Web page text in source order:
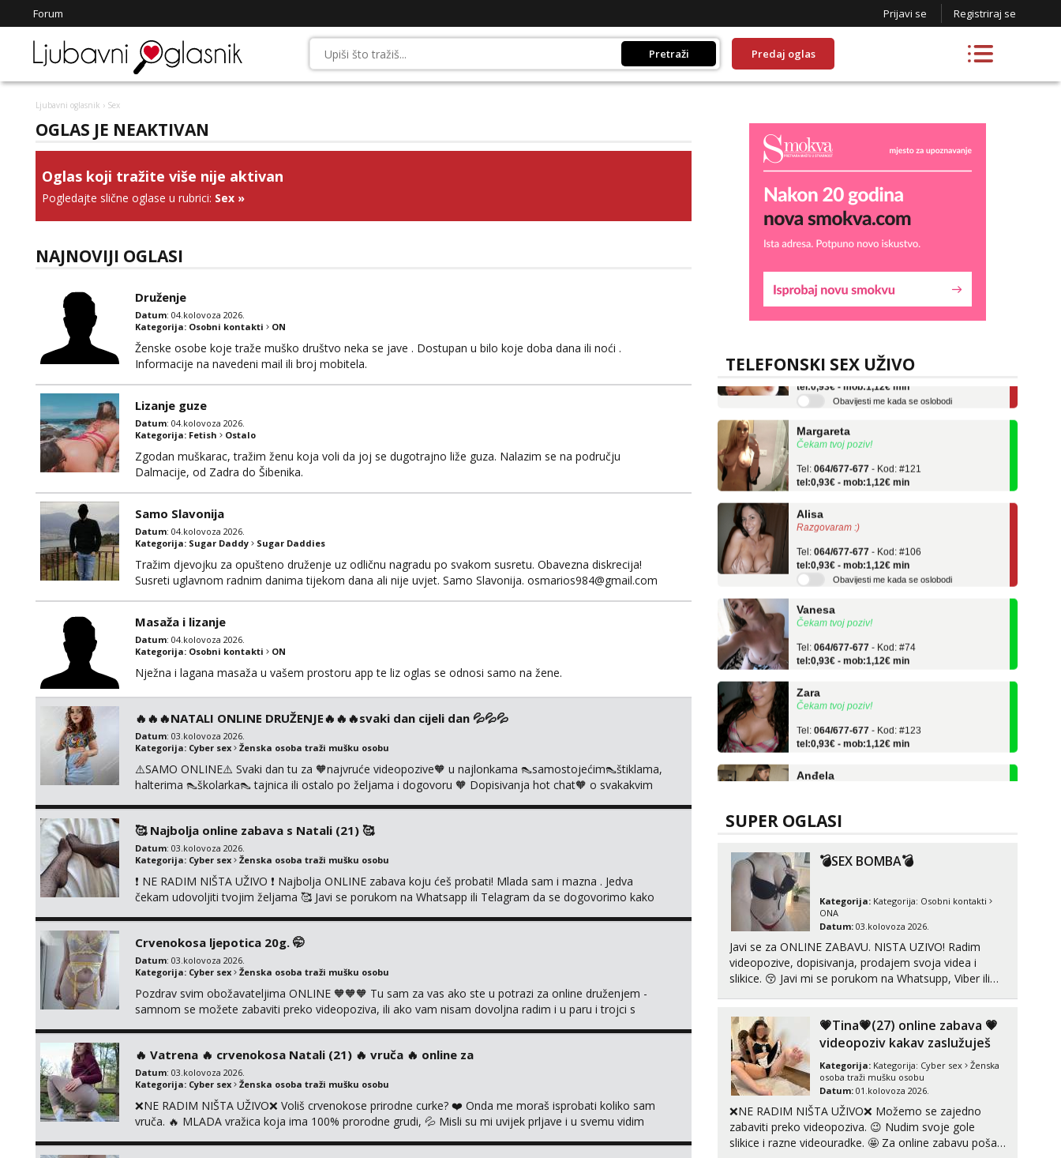
Forum Prijavi se Registriraj se
Pretraži Predaj oglas
Ljubavni oglasnik › Sex
OGLAS JE NEAKTIVAN
Oglas koji tražite više nije aktivan
Pogledajte slične oglase u rubrici: Sex »
NAJNOVIJI OGLASI
Druženje
Datum: 04.kolovoza 2026.
Kategorija: Osobni kontakti ON
Ženske osobe koje traže muško društvo neka se jave . Dostupan u bilo koje doba dana ili noći .
Informacije na navedeni mail ili broj mobitela.
Lizanje guze
Datum: 04.kolovoza 2026.
Kategorija: Fetish Ostalo
Zgodan muškarac, tražim ženu koja voli da joj se dugotrajno liže guza. Nalazim se na području
Dalmacije, od Zadra do Šibenika.
Samo Slavonija
Datum: 04.kolovoza 2026.
Kategorija: Sugar Daddy Sugar Daddies
Tražim djevojku za opušteno druženje uz odličnu nagradu po svakom susretu. Obavezna diskrecija!
Susreti uglavnom radnim danima tijekom dana ali nije uvjet. Samo Slavonija. osmarios984@gmail.com
Masaža i lizanje
Datum: 04.kolovoza 2026.
Kategorija: Osobni kontakti ON
Nježna i lagana masaža u vašem prostoru app te liz oglas se odnosi samo na žene.
🔥🔥🔥NATALI ONLINE DRUŽENJE🔥🔥🔥svaki dan cijeli dan 💦💦💦
Datum: 03.kolovoza 2026.
Kategorija: Cyber sex Ženska osoba traži mušku osobu
⚠️SAMO ONLINE⚠️ Svaki dan tu za 🧡najvruće videopozive🧡 u najlonkama 👠samostojećim👠štiklama,
halterima 👠školarka👠 tajnica ili ostalo po željama i dogovoru 🧡 Dopisivanja hot chat🧡 o svakakvim
🥰 Najbolja online zabava s Natali (21) 🥰
Datum: 03.kolovoza 2026.
Kategorija: Cyber sex Ženska osoba traži mušku osobu
❗ NE RADIM NIŠTA UŽIVO ❗ Najbolja ONLINE zabava koju ćeš probati! Mlada sam i mazna . Jedva
čekam udovoljiti tvojim željama 🥰 Javi se porukom na Whatsapp ili Telagram da se dogovorimo kako
Čekam...
Crvenokosa ljepotica 20g. 🤭
Datum: 03.kolovoza 2026.
Kategorija: Cyber sex Ženska osoba traži mušku osobu
Pozdrav svim obožavateljima ONLINE 🧡🧡🧡 Tu sam za vas ako ste u potrazi za online druženjem -
samnom se možete zabaviti preko videopoziva, ili ako vam nisam dovoljna radim i u paru i trojci s
‎️‍🔥 Vatrena ‎️‍🔥 crvenokosa Natali (21) ‎️‍🔥 vruča‎ ️‍🔥 online za
Datum: 03.kolovoza 2026.
Kategorija: Cyber sex Ženska osoba traži mušku osobu
❌NE RADIM NIŠTA UŽIVO❌ Voliš crvenokose prirodne curke? ❤️ Onda me moraš isprobati koliko sam
vruča.‎ ️‍🔥 MLADA vražica koja ima 100% prorodne grudi, 💦 Misli su mi uvijek prljave i u svemu vidim
TELEFONSKI SEX UŽIVO
Liliana
Tel: 064/677-677 - Kod: #69
tel:0,93€ - mob:1,12€ min
Obavijesti me kada se oslobodi
Čekam tvoj poziv!
064/677-677
tel:0,93€ - mob:1,12€ min
Razgovaram :)
064/677-677
tel:0,93€ - mob:1,12€ min
Obavijesti me kada se oslobodi
Čekam tvoj poziv!
064/677-677
tel:0,93€ - mob:1,12€ min
Čekam tvoj poziv!
064/677-677
tel:0,93€ - mob:1,12€ min
Čekam tvoj poziv!
Razgovaram :)
Tel:
tel:0,93€ - mob:1,12€ min
Obavijesti me kada se oslobodi
Čekam tvoj poziv!
Tel: 064/677-677- Kod: #121
tel:0,93€ - mob:1,12€ min
Alisa
Tel:
tel:0,93€ - mob:1,12€ min
Obavijesti me kada se oslobodi
Vanesa
Čekam tvoj poziv!
SUPER OGLASI
💣SEX BOMBA💣
Kategorija: Kategorija: Osobni kontakti
ONA
Datum: 03.kolovoza 2026.
Javi se za ONLINE ZABAVU. NISTA UZIVO! Radim
videopozive, dopisivanja, prodajem svoja videa i
slikice. 😚 Javi mi se porukom na Whatsupp, Viber ili
💗Tina💗(27) online zabava 💗
videopoziv kakav zaslužuješ
Kategorija: Kategorija: Cyber sex
Ženska
osoba traži mušku osobu
Datum: 01.kolovoza 2026.
❌NE RADIM NIŠTA UŽIVO❌ Možemo se zajedno
zabaviti preko videopoziva. 😉 Nudim svoje gole
slikice i razne videouradke. 🤩 Za online zabavu pošalji